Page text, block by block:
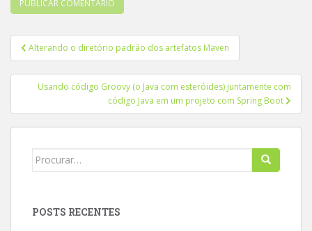
Navegação
de
Post
Alterando o diretório padrão dos artefatos Maven
Usando código Groovy (o Java com esteróides) juntamente com
código Java em um projeto com Spring Boot
Search
POSTS RECENTES